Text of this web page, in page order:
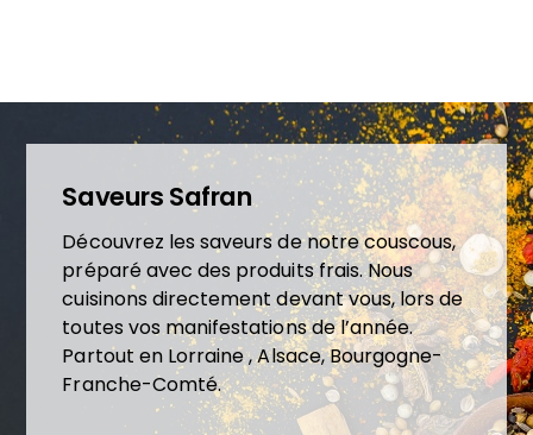
Saveurs Safran
Découvrez les saveurs de notre couscous,
préparé avec des produits frais. Nous
cuisinons directement devant vous, lors de
toutes vos manifestations de l’année.
Partout en Lorraine , Alsace, Bourgogne-
Franche-Comté.